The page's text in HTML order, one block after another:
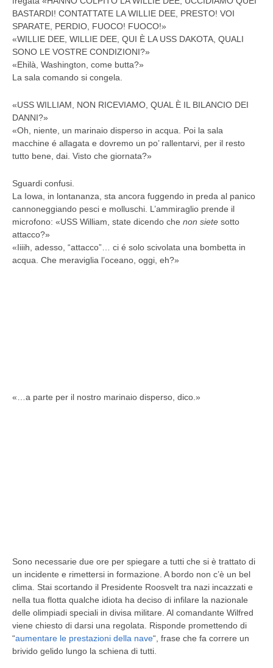
BASTARDI! CONTATTATE LA WILLIE DEE, PRESTO! VOI
SPARATE, PERDIO, FUOCO! FUOCO!»
«WILLIE DEE, WILLIE DEE, QUI È LA USS DAKOTA, QUALI
SONO LE VOSTRE CONDIZIONI?»
«Ehilà, Washington, come butta?»
La sala comando si congela.
«USS WILLIAM, NON RICEVIAMO, QUAL È IL BILANCIO DEI
DANNI?»
«Oh, niente, un marinaio disperso in acqua. Poi la sala
macchine é allagata e dovremo un po’ rallentarvi, per il resto
tutto bene, dai. Visto che giornata?»
Sguardi confusi.
La Iowa, in lontananza, sta ancora fuggendo in preda al panico
cannoneggiando pesci e molluschi. L’ammiraglio prende il
microfono: «USS William, state dicendo che non siete sotto
attacco?»
«Iiiih, adesso, “attacco”… ci é solo scivolata una bombetta in
acqua. Che meraviglia l’oceano, oggi, eh?»
«…a parte per il nostro marinaio disperso, dico.»
Sono necessarie due ore per spiegare a tutti che si è trattato di
un incidente e rimettersi in formazione. A bordo non c’è un bel
clima. Stai scortando il Presidente Roosvelt tra nazi incazzati e
nella tua flotta qualche idiota ha deciso di infilare la nazionale
delle olimpiadi speciali in divisa militare. Al comandante Wilfred
viene chiesto di darsi una regolata. Risponde promettendo di
“aumentare le prestazioni della nave“, frase che fa correre un
brivido gelido lungo la schiena di tutti.